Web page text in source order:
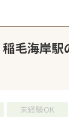
毛海岸駅
未経験OK